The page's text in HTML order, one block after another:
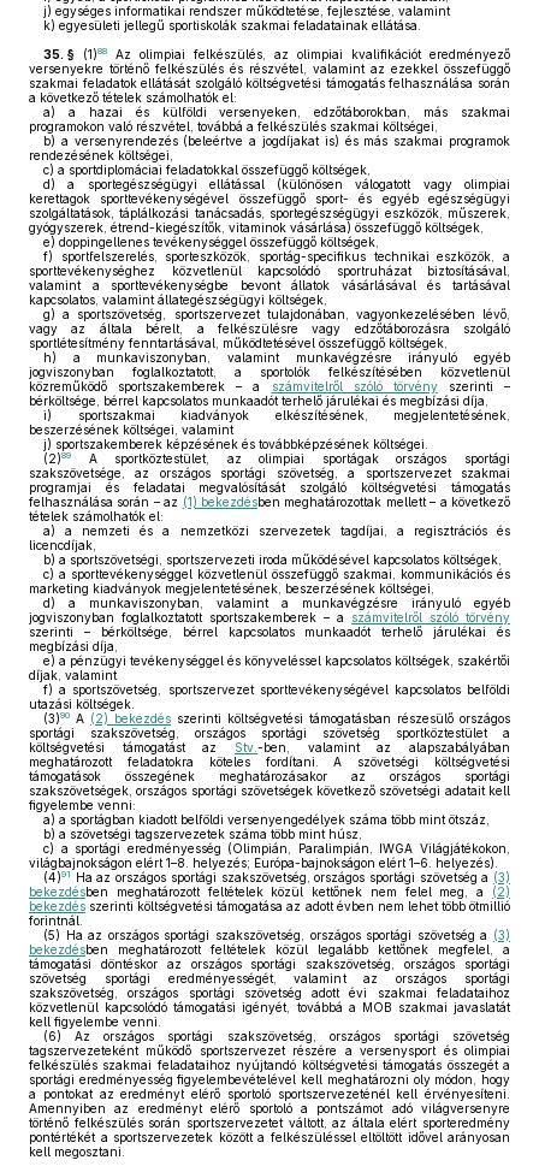
j) egységes informatikai rendszer működtetése, fejlesztése, valamint
k) egyesületi jellegű sportiskolák szakmai feladatainak ellátása.
35. § (1)88
Az olimpiai felkészülés, az olimpiai kvalifikációt eredményező
versenyekre történő felkészülés és részvétel, valamint az ezekkel összefüggő
szakmai feladatok ellátását szolgáló költségvetési támogatás felhasználása során
a következő tételek számolhatók el:
a) a hazai és külföldi versenyeken, edzőtáborokban, más szakmai
programokon való részvétel, továbbá a felkészülés szakmai költségei,
b) a versenyrendezés (beleértve a jogdíjakat is) és más szakmai programok
rendezésének költségei,
c) a sportdiplomáciai feladatokkal összefüggő költségek,
d) a sportegészségügyi ellátással (különösen válogatott vagy olimpiai
kerettagok sporttevékenységével összefüggő sport- és egyéb egészségügyi
szolgáltatások, táplálkozási tanácsadás, sportegészségügyi eszközök, műszerek,
gyógyszerek, étrend-kiegészítők, vitaminok vásárlása) összefüggő költségek,
e) doppingellenes tevékenységgel összefüggő költségek,
f) sportfelszerelés, sporteszközök, sportág-specifikus technikai eszközök, a
sporttevékenységhez közvetlenül kapcsolódó sportruházat biztosításával,
valamint a sporttevékenységbe bevont állatok vásárlásával és tartásával
kapcsolatos, valamint állategészségügyi költségek,
g) a sportszövetség, sportszervezet tulajdonában, vagyonkezelésében lévő,
vagy az általa bérelt, a felkészülésre vagy edzőtáborozásra szolgáló
sportlétesítmény fenntartásával, működtetésével összefüggő költségek,
h) a munkaviszonyban, valamint munkavégzésre irányuló egyéb
jogviszonyban foglalkoztatott, a sportolók felkészítésében közvetlenül
közreműködő sportszakemberek – a
számvitelről szóló törvényszerinti –
bérköltsége, bérrel kapcsolatos munkaadót terhelő járulékai és megbízási díja,
i) sportszakmai kiadványok elkészítésének, megjelentetésének,
beszerzésének költségei, valamint
j) sportszakemberek képzésének és továbbképzésének költségei.
(2)89
A sportköztestület, az olimpiai sportágak országos sportági
szakszövetsége, az országos sportági szövetség, a sportszervezet szakmai
programjai és feladatai megvalósítását szolgáló költségvetési támogatás
felhasználása során – az (1) bekezdésben meghatározottak mellett – a következő
tételek számolhatók el:
a) a nemzeti és a nemzetközi szervezetek tagdíjai, a regisztrációs és
licencdíjak,
b) a sportszövetségi, sportszervezeti iroda működésével kapcsolatos költségek,
c) a sporttevékenységgel közvetlenül összefüggő szakmai, kommunikációs és
marketing kiadványok megjelentetésének, beszerzésének költségei,
d) a munkaviszonyban, valamint a munkavégzésre irányuló egyéb
jogviszonyban foglalkoztatott sportszakemberek – a számvitelről szóló törvény
szerinti – bérköltsége, bérrel kapcsolatos munkaadót terhelő járulékai és
megbízási díja,
e) a pénzügyi tevékenységgel és könyveléssel kapcsolatos költségek, szakértői
díjak, valamint
f) a sportszövetség, sportszervezet sporttevékenységével kapcsolatos belföldi
utazási költségek.
(3)90 A (2) bekezdés szerinti költségvetési támogatásban részesülő országos
sportági szakszövetség, országos sportági szövetség sportköztestület a
költségvetési támogatást az Stv. -ben, valamint az alapszabályában
meghatározott feladatokra köteles fordítani. A szövetségi költségvetési
támogatások összegének meghatározásakor az országos sportági
szakszövetségek, országos sportági szövetségek következő szövetségi adatait kell
figyelembe venni:
a) a sportágban kiadott belföldi versenyengedélyek száma több mint ötszáz,
b) a szövetségi tagszervezetek száma több mint húsz,
c) a sportági eredményesség (Olimpián, Paralimpián, IWGA Világjátékokon,
világbajnokságon elért 1–8. helyezés; Európa-bajnokságon elért 1–6. helyezés).
(4)91 Ha az országos sportági szakszövetség, országos sportági szövetség a (3)
bekezdésben meghatározott feltételek közül kettőnek nem felel meg, a (2)
bekezdés szerinti költségvetési támogatása az adott évben nem lehet több ötmillió
forintnál.
(5) Ha az országos sportági szakszövetség, országos sportági szövetség a (3)
bekezdésben meghatározott feltételek közül legalább kettőnek megfelel, a
támogatási döntéskor az országos sportági szakszövetség, országos sportági
szövetség sportági eredményességét, valamint az országos sportági
szakszövetség, országos sportági szövetség adott évi szakmai feladataihoz
közvetlenül kapcsolódó támogatási igényét, továbbá a MOB szakmai javaslatát
kell figyelembe venni.
(6) Az országos sportági szakszövetség, országos sportági szövetség
tagszervezeteként működő sportszervezet részére a versenysport és olimpiai
felkészülés szakmai feladataihoz nyújtandó költségvetési támogatás összegét a
sportági eredményesség figyelembevételével kell meghatározni oly módon, hogy
a pontokat az eredményt elérő sportoló sportszervezeténél kell érvényesíteni.
Amennyiben az eredményt elérő sportoló a pontszámot adó világversenyre
történő felkészülés során sportszervezetet váltott, az általa elért sporteredmény
pontértékét a sportszervezetek között a felkészüléssel eltöltött idővel arányosan
kell megosztani.